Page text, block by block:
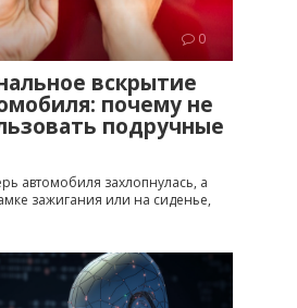
0
вскрытие
почему не
подручные
автомобиля захлопнулась, а
зажигания или на сиденье,